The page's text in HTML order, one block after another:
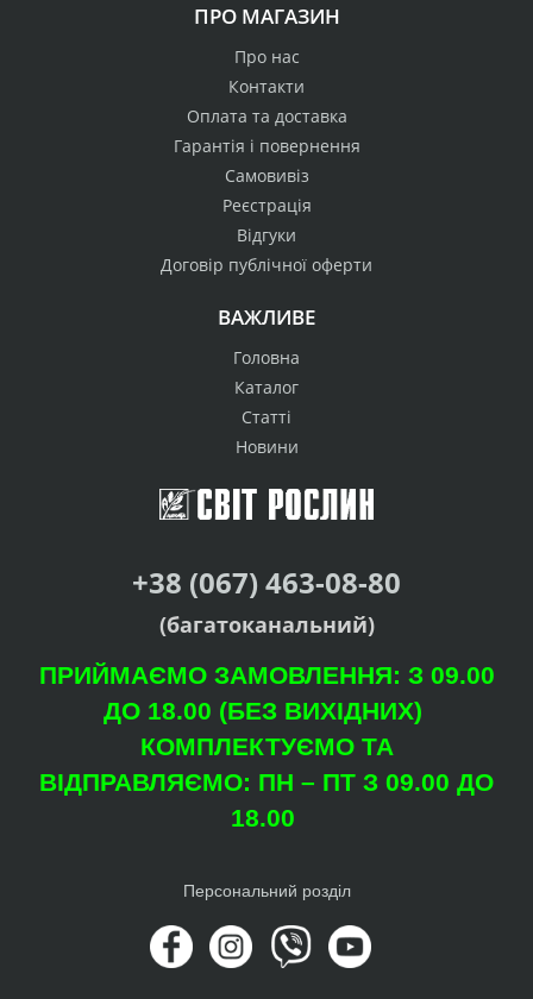
ПРО МАГАЗИН
Про нас
Контакти
Оплата та доставка
Гарантія і повернення
Самовивіз
Реєстрація
Відгуки
Договір публічної оферти
ВАЖЛИВЕ
Головна
Каталог
Статті
Новини
+38 (067) 463-08-80
(багатоканальний)
ПРИЙМАЄМО ЗАМОВЛЕННЯ: З 09.00
ДО 18.00 (БЕЗ ВИХІДНИХ)
КОМПЛЕКТУЄМО ТА
ВІДПРАВЛЯЄМО: ПН – ПТ З 09.00 ДО
18.00
Персональний розділ